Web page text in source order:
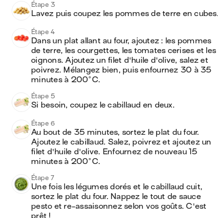
Étape 3
Lavez puis coupez les pommes de terre en
Étape 4
Dans un plat allant au four, ajoutez : les pommes
de terre, les courgettes, les tomates cerises et les
oignons. Ajoutez un filet d'huile d'olive, salez et
poivrez. Mélangez bien, puis enfournez 30 à 35
minutes à 200°C.
Étape 5
Si besoin, coupez le cabillaud en deux.
Étape 6
Au bout de 35 minutes, sortez le plat du four.
Ajoutez le cabillaud. Salez, poivrez et ajoutez un
filet d'huile d'olive. Enfournez de nouveau 15
minutes à 200°C.
Étape 7
Une fois les légumes dorés et le cabillaud cuit,
sortez le plat du four. Nappez le tout de sauce
pesto et re-assaisonnez selon vos goûts. C'est
prêt !